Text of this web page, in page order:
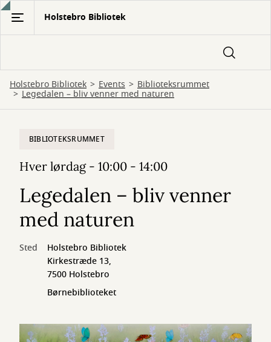
Gå
hovedindhold
Holstebro Bibliotek
Holstebro Bibliotek Events Biblioteksrummet
Legedalen – bliv venner med naturen
BIBLIOTEKSRUMMET
Hver lørdag - 10:00 - 14:00
Legedalen – bliv venner
med naturen
Sted
Holstebro Bibliotek
Kirkestræde 13,
7500 Holstebro
Børnebiblioteket